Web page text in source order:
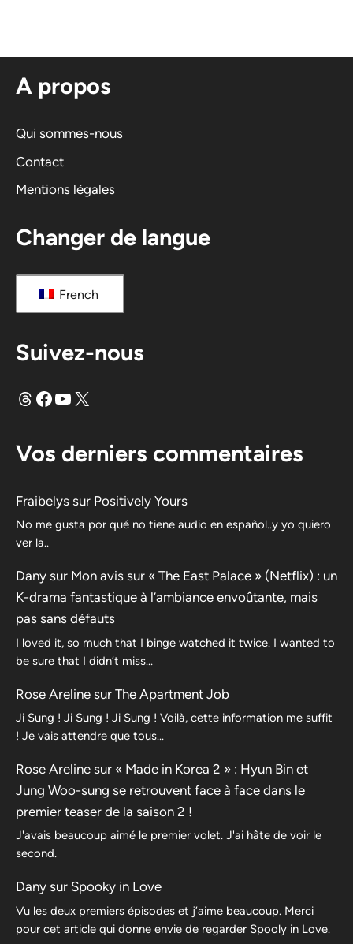
a
i
e
:
A propos
Qui sommes-nous
Contact
Mentions légales
Changer de langue
French
Suivez-nous
FilsFacebook
YouTube
X
Vos derniers commentaires
Fraibelys sur Positively Yours
No me gusta por qué no tiene audio en español..y yo quiero
ver la..
Dany sur Mon avis sur « The East Palace » (Netflix) : un
K-drama fantastique à l’ambiance envoûtante, mais
pas sans défauts
I loved it, so much that I binge watched it twice. I wanted to
be sure that I didn’t miss…
Rose Areline sur The Apartment Job
Ji Sung ! Ji Sung ! Ji Sung ! Voilà, cette information me suffit
! Je vais attendre que tous…
Rose Areline sur « Made in Korea 2 » : Hyun Bin et
Jung Woo-sung se retrouvent face à face dans le
premier teaser de la saison 2 !
J'avais beaucoup aimé le premier volet. J'ai hâte de voir le
second.
Dany sur Spooky in Love
Vu les deux premiers épisodes et j’aime beaucoup. Merci
pour cet article qui donne envie de regarder Spooly in Love.